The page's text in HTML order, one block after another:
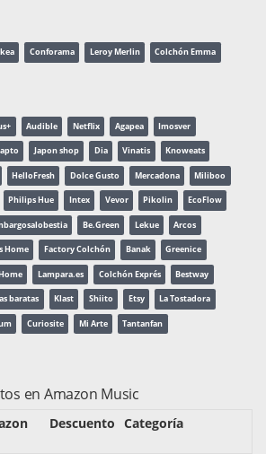
Conforama Leroy Merlin Colchón Emma
Audible Netflix Agapea Imosver
Japon shop Dia Vinatis Knoweats
HelloFresh Dolce Gusto Mercadona Miliboo
Philips Hue Intex Vevor Pikolin EcoFlow
Be.Green Lekue Arcos
Home Factory Colchón Banak Greenice
Lampara.es Colchón Exprés Bestway
baratas Klast Shiito Etsy La Tostadora
Curiosite Mi Arte Tantanfan
en Amazon Music
Descuento Categoría